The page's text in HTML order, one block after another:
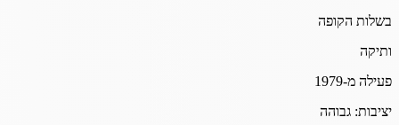
בשלות הקופה
ותיקה
פעילה מ-1979
יציבות: גבוהה